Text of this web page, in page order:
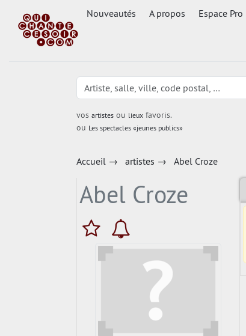
Nouveautés A propos Espace Pro
vos artistesou lieuxfavoris.
ou Les spectacles «jeunes publics»
Accueil→ artistes → Abel Croze
Abel Croze